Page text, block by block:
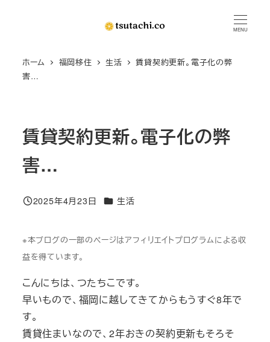
MENU
ホーム 福岡移住 生活
賃貸契約更新。電子化の弊
害…
賃貸契約更新。電子化の弊
害…
投稿日
2025年4月23日 カテゴリー
生活
※本ブログの一部のページはアフィリエイトプログラムによる収
益を得ています。
こんにちは、つたちこです。
早いもので、福岡に越してきてからもうすぐ8年で
す。
賃貸住まいなので、2年おきの契約更新もそろそ